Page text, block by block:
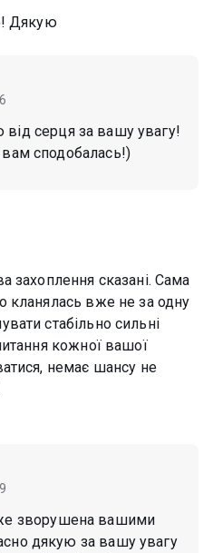
Дякую
від серця за вашу увагу!
сподобалась!)
захоплення сказані. Сама
кланялась вже не за одну
стабільно сильні
кожної вашої
немає шансу не
зворушена вашими
дякую за вашу увагу